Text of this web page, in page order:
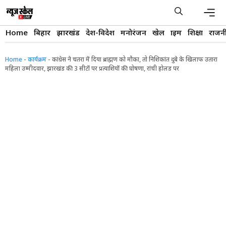
content
Home बिहार झारखंड देश-विदेश मनोरंजन खेल क्राइम शिक्षा
Home - कार्यक्रम - कांग्रेस ने चतरा में दिया ब्राह्मण को मौका, तो निशिकांत दुबे के खिलाफ उतारा
महिला उम्मीदवार, झारखंड की 3 सीटों पर प्रत्याशियों की घोषणा, रांची होलड पर